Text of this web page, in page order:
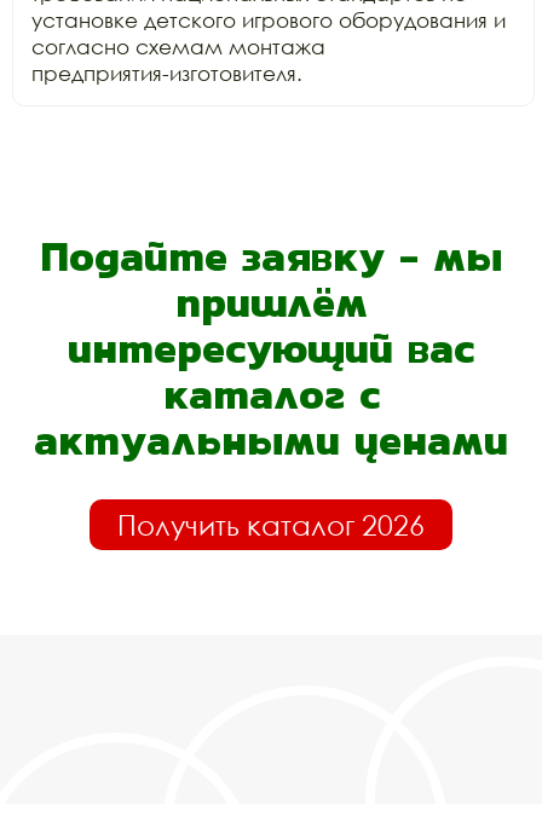
установке детского игрового оборудования и
согласно схемам монтажа
предприятия-изготовителя.
Подайте заявку - мы
пришлём
интересующий вас
каталог с
актуальными ценами
Получить каталог 2026